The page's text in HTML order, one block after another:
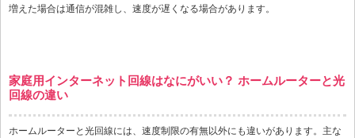
増えた場合は通信が混雑し、速度が遅くなる場合があります。
家庭用インターネット回線はなにがいい？ ホームルーターと光
回線の違い
ホームルーターと光回線には、速度制限の有無以外にも違いがあります。主な